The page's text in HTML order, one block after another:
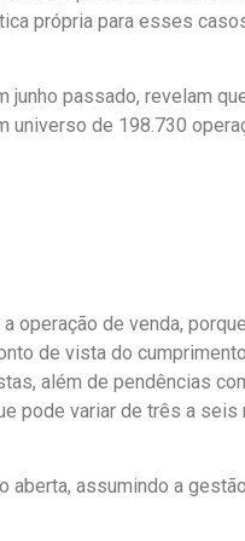
própria para esses
junho passado, revelam
universo de 198.730
operação de venda,
de vista do
além de pendências
pode variar de três a
assumindo a